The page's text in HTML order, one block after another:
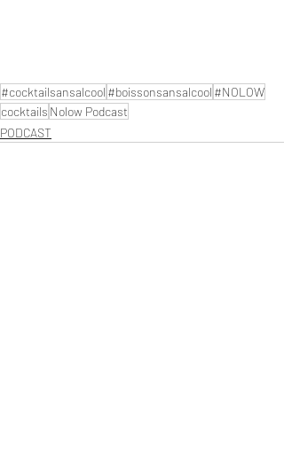
#cocktailsansalcool #boissonsansalcool #NOLOW
cocktails Nolow Podcast
PODCAST